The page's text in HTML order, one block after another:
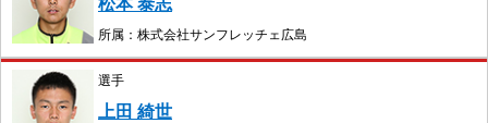
松本 泰志
所属：株式会社サンフレッチェ広島
選手
上田 綺世